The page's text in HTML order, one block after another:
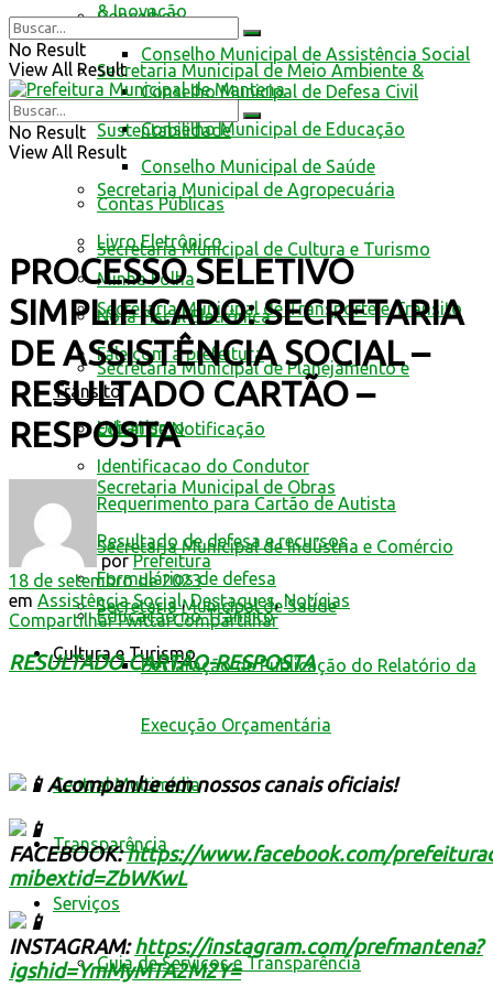
Conselhos
Conselho Municipal de Assistência Social
Conselho Municipal de Defesa Civil
Conselho Municipal de Educação
Conselho Municipal de Saúde
Contas Públicas
Livro Eletrônico
Minha Folha
Nota Fiscal Eletrônica
Fale com a prefeitura
Trânsito
Edital de Notificação
Identificacao do Condutor
Requerimento para Cartão de Autista
Resultado de defesa e recursos
Formulários de defesa
Educação no Trânsito
Cultura e Turismo
& Inovação
Secretaria Municipal de Meio Ambiente &
Sustentabilidade
Secretaria Municipal de Agropecuária
Secretaria Municipal de Cultura e Turismo
Secretaria Municipal de Transporte e Trânsito
Secretaria Municipal de Planejamento e
Urbanismo
Secretaria Municipal de Obras
Secretaria Municipal de Indústria e Comércio
Secretaria Municipal de Saúde
Declaração de Publicação do Relatório da
Execução Orçamentária
Central Multimídia
Transparência
Serviços
Guia de Serviços e Transparência
No Result
View All Result
No Result
View All Result
PROCESSO SELETIVO
SIMPLIFICADO: SECRETARIA
DE ASSISTÊNCIA SOCIAL –
RESULTADO CARTÃO –
RESPOSTA
por Prefeitura
18 de setembro de 2023
em Assistência Social,Destaques,Notícias
CompartilharTwittarCompartilhar
RESULTADO CARTÃO-RESPOSTA
Acompanhe em nossos canais oficiais!
FACEBOOK:https://www.facebook.com/
mibextid=ZbWKwL
INSTAGRAM:https://instagram.com/prefmantena?
igshid=YmMyMTA2M2Y=